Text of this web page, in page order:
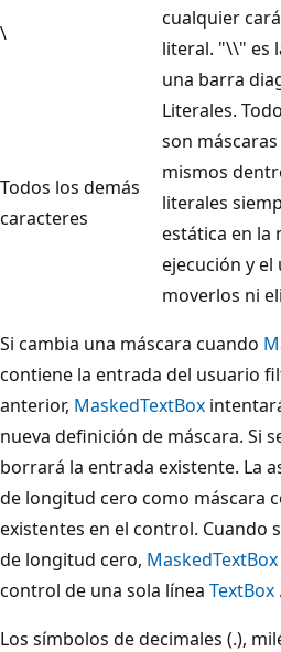
\
cualquier
literal. "\\" es
una barra
Todos los demás
caracteres
Literales.
son
mismos
literales
estática en la
ejecución y
moverlos ni
Si cambia una máscara cuando
contiene la entrada del usuario
anterior, MaskedTextBox
nueva definición de máscara. Si
borrará la entrada existente. La
de longitud cero como máscara
existentes en el control. Cuando
de longitud cero, MaskedTextBox
control de una sola línea TextBox .
Los símbolos de decimales (.),